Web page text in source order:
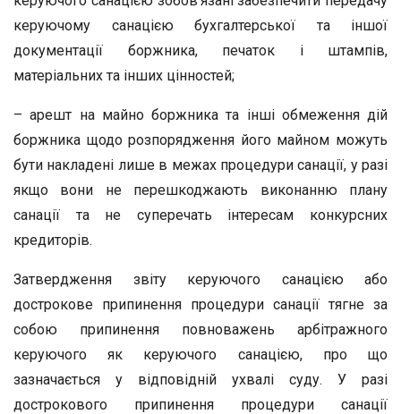
керуючому санацією бухгалтерської та іншої
документації боржника, печаток і штампів,
матеріальних та інших цінностей;
– арешт на майно боржника та інші обмеження дій
боржника щодо розпорядження його майном можуть
бути накладені лише в межах процедури санації, у разі
якщо вони не перешкоджають виконанню плану
санації та не суперечать інтересам конкурсних
кредиторів.
Затвердження звіту керуючого санацією або
дострокове припинення процедури санації тягне за
собою припинення повноважень арбітражного
керуючого як керуючого санацією, про що
зазначається у відповідній ухвалі суду. У разі
дострокового припинення процедури санації